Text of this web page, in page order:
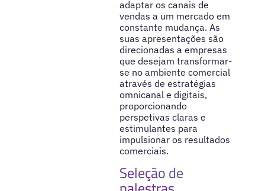
adaptar os canais de
vendas a um mercado em
constante mudança. As
suas apresentações são
direcionadas a empresas
que desejam transformar-
se no ambiente comercial
através de estratégias
omnicanal e digitais,
proporcionando
perspetivas claras e
estimulantes para
impulsionar os resultados
comerciais.
Seleção de